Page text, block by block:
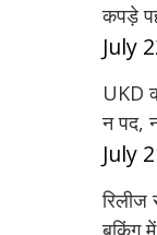
कपड़े
July
UKD
न पद,
July
रिलीज
बुकिंग